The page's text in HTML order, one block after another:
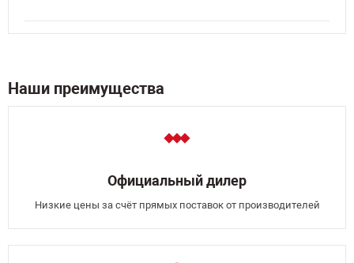
Наши преимущества
Официальный дилер
Низкие цены за счёт прямых поставок от производителей